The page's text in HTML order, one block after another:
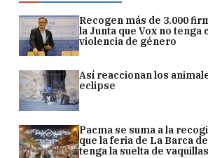
Recogen más de 3.000
la Junta que Vox no
violencia de género
Así reaccionan los
eclipse
Pacma se suma a la
que la feria de La Barca
tenga la suelta de vaquillas